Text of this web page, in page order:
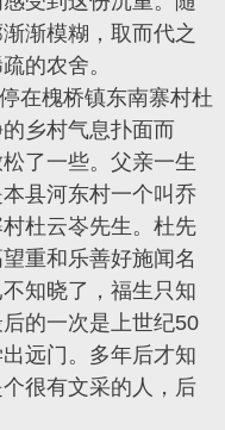
渐模糊，取而代之
的农舍。
在槐桥镇东南寨村杜
乡村气息扑面而
了一些。父亲一生
县河东村一个叫乔
杜云岺先生。杜先
重和乐善好施闻名
知晓了，福生只知
的一次是上世纪50
远门。多年后才知
很有文采的人，后